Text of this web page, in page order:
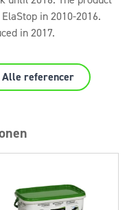
in 2010-2016.
in 2017.
Alle referencer